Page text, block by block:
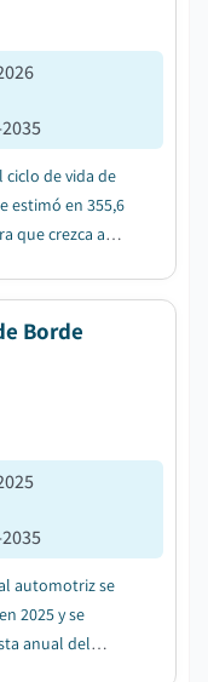
ciclo de vida de
estimó en 355,6
que crezca a
Borde
automotriz se
2025 y se
anual del